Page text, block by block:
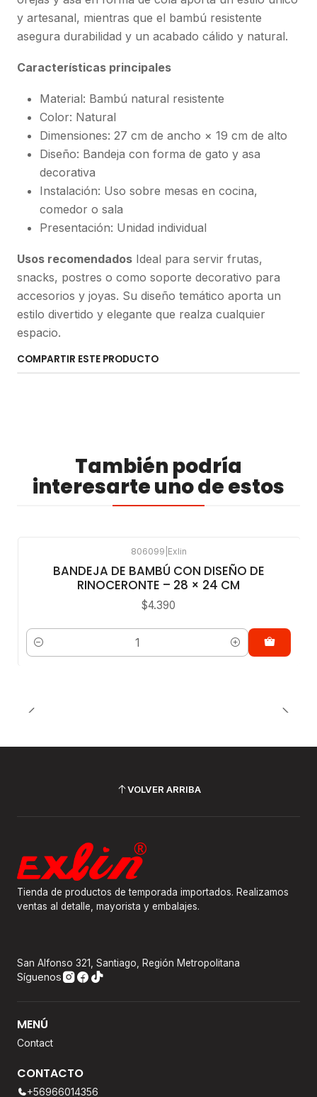
y artesanal, mientras que el bambú resistente
asegura durabilidad y un acabado cálido y natural.
Características principales
Material: Bambú natural resistente
Color: Natural
Dimensiones: 27 cm de ancho × 19 cm de alto
Diseño: Bandeja con forma de gato y asa
decorativa
Instalación: Uso sobre mesas en cocina,
comedor o sala
Presentación: Unidad individual
Usos recomendados Ideal para servir frutas,
snacks, postres o como soporte decorativo para
accesorios y joyas. Su diseño temático aporta un
estilo divertido y elegante que realza cualquier
espacio.
COMPARTIR ESTE PRODUCTO
También podría
interesarte uno de estos
806099 Exlin
BANDEJA DE BAMBÚ CON DISEÑO DE
RINOCERONTE – 28 × 24 CM
$4.390
Cantidad
VOLVER ARRIBA
Tienda de productos de temporada importados. Realizamos
ventas al detalle, mayorista y embalajes.
San Alfonso 321, Santiago, Región Metropolitana
Síguenos
MENÚ
Contact
CONTACTO
+56966014356